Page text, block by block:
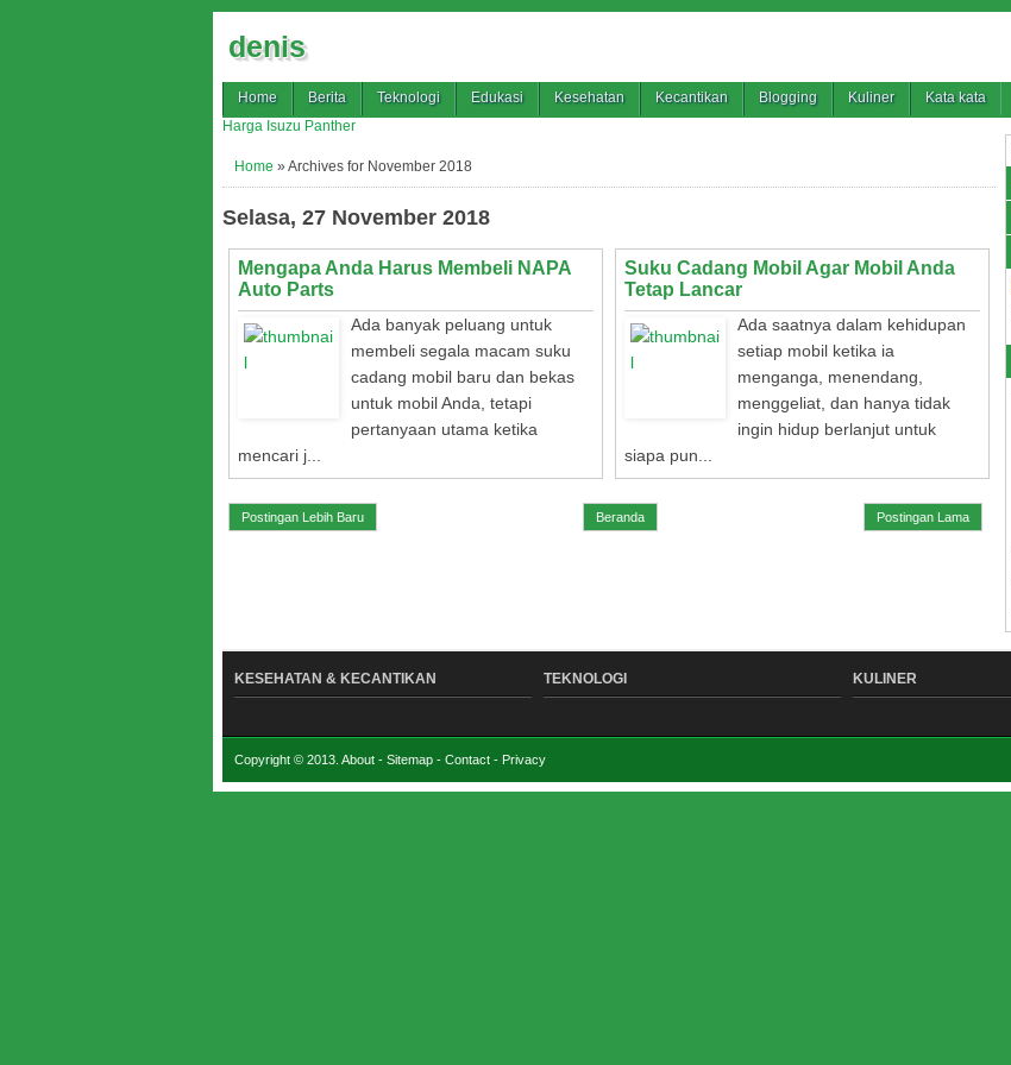
denis
Home Berita Teknologi Edukasi Kesehatan Kecantikan Blogging Kuliner
Kata kata
Harga Isuzu Panther
Home » Archives for November 2018
Selasa, 27 November 2018
Mengapa Anda Harus Membeli NAPA
Auto Parts
Ada banyak peluang untuk
membeli segala macam suku
cadang mobil baru dan bekas
untuk mobil Anda, tetapi
pertanyaan utama ketika
mencari j...
Suku Cadang Mobil Agar Mobil Anda
Tetap Lancar
Ada saatnya dalam kehidupan
setiap mobil ketika ia
menganga, menendang,
menggeliat, dan hanya tidak
ingin hidup berlanjut untuk
siapa pun...
Postingan Lebih Baru
Postingan Lama
Beranda
KESEHATAN & KECANTIKAN TEKNOLOGI KULINER
Copyright © 2013. About - Sitemap - Contact - Privacy